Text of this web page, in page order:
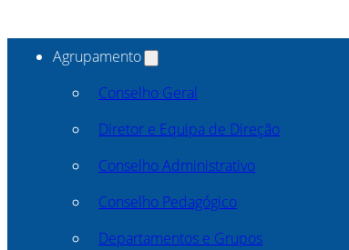
Agrupamento
Conselho Geral
Diretor e Equipa de Direção
Conselho Administrativo
Conselho Pedagógico
Departamentos e Grupos